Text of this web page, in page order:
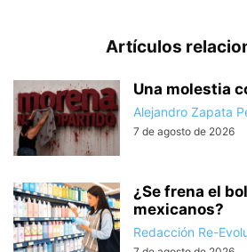
Artículos
Una molestia
Alejandro Zapata
7 de agosto de 2026
¿Se frena el
mexicanos?
Redacción Re-